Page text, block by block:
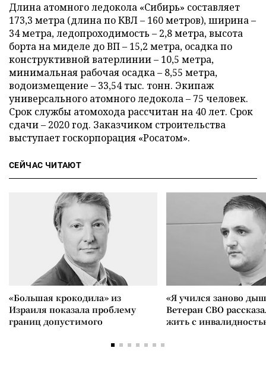
Длина атомного ледокола «Сибирь» составляет
173,3 метра (длина по КВЛ – 160 метров), ширина –
34 метра, ледопроходимость – 2,8 метра, высота
борта на миделе до ВП – 15,2 метра, осадка по
конструктивной ватерлинии – 10,5 метра,
минимальная рабочая осадка – 8,55 метра,
водоизмещение – 33,54 тыс. тонн. Экипаж
универсального атомного ледокола – 75 человек.
Срок службы атомохода рассчитан на 40 лет. Срок
сдачи – 2020 год. Заказчиком строительства
выступает госкорпорация «Росатом».
СЕЙЧАС ЧИТАЮТ
«Большая крокодила» из
Израиля показала проблему
границ допустимого
«Я учился заново
Ветеран СВО
жить с